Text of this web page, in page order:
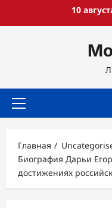
10
Основное
Главная
Биография Дарьи
достижениях